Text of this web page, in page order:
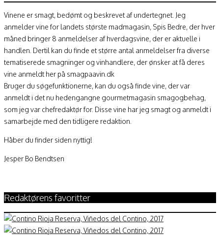
Vinene er smagt, bedømt og beskrevet af undertegnet. Jeg
anmelder vine for landets største madmagasin, Spis Bedre, der hver
måned bringer 8 anmeldelser af hverdagsvine, der er aktuelle i
handlen. Dertil kan du finde et større antal anmeldelser fra diverse
tematiserede smagninger og vinhandlere, der ønsker at få deres
vine anmeldt her på smagpaavin.dk
Bruger du søgefunktionerne, kan du også finde vine, der var
anmeldt i det nu hedengangne gourmetmagasin smagogbehag,
som jeg var chefredaktør for. Disse vine har jeg smagt og anmeldt i
samarbejde med den tidligere redaktion.
Håber du finder siden nyttig!
Jesper Bo Bendtsen
Redaktørens favoritter